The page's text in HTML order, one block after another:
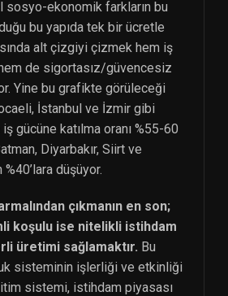
sosyo-ekonomik farkların bu
bu yapıda tek bir ücretle
alt çizgiyi çizmek hem iş
hem de sigortasız/güvencesiz
Yine bu grafikte görüleceği
İstanbul ve İzmir gibi
gücüne katılma oranı %55-60
Diyarbakır, Siirt ve
%40’lara düşüyor.
çıkmanın en son;
koşulu ise nitelikli istihdam
üretimi sağlamaktır. Bu
sisteminin işlerliği ve etkinliği
sistemi, istihdam piyasası